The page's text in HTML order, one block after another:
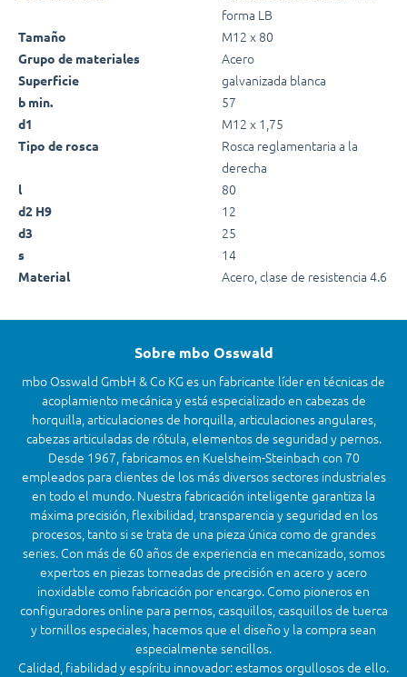
forma LB
Tamaño M12 x 80
Grupo de materiales Acero
Superficie galvanizada blanca
b min. 57
d1 M12 x 1,75
Tipo de rosca
Rosca reglamentaria a la
derecha
l 80
d2 H9 12
d3 25
s 14
Material Acero, clase de resistencia 4.6
Sobre mbo Osswald
mbo Osswald GmbH & Co KG es un fabricante líder en técnicas de
acoplamiento mecánica y está especializado en cabezas de
horquilla, articulaciones de horquilla, articulaciones angulares,
cabezas articuladas de rótula, elementos de seguridad y pernos.
Desde 1967, fabricamos en Kuelsheim-Steinbach con 70
empleados para clientes de los más diversos sectores industriales
en todo el mundo. Nuestra fabricación inteligente garantiza la
máxima precisión, flexibilidad, transparencia y seguridad en los
procesos, tanto si se trata de una pieza única como de grandes
series. Con más de 60 años de experiencia en mecanizado, somos
expertos en piezas torneadas de precisión en acero y acero
inoxidable como fabricación por encargo. Como pioneros en
configuradores online para pernos, casquillos, casquillos de tuerca
y tornillos especiales, hacemos que el diseño y la compra sean
especialmente sencillos.
Calidad, fiabilidad y espíritu innovador: estamos orgullosos de ello.